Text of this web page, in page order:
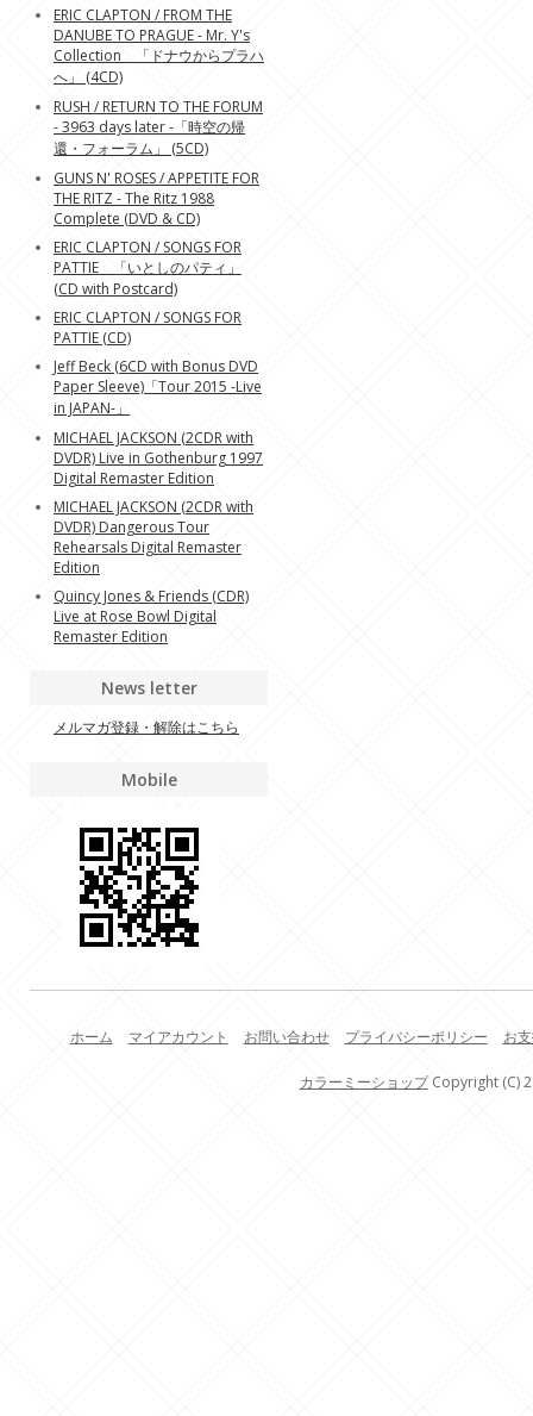
ERIC CLAPTON / FROM THE
DANUBE TO PRAGUE - Mr. Y's
Collection 「ドナウからプラハ
へ」 (4CD)
RUSH / RETURN TO THE FORUM
- 3963 days later -「時空の帰
還・フォーラム」 (5CD)
GUNS N' ROSES / APPETITE FOR
THE RITZ - The Ritz 1988
Complete (DVD & CD)
ERIC CLAPTON / SONGS FOR
PATTIE 「いとしのパティ」
(CD with Postcard)
ERIC CLAPTON / SONGS FOR
PATTIE (CD)
Jeff Beck (6CD with Bonus DVD
Paper Sleeve)「Tour 2015 -Live
in JAPAN-」
MICHAEL JACKSON (2CDR with
DVDR) Live in Gothenburg 1997
Digital Remaster Edition
MICHAEL JACKSON (2CDR with
DVDR) Dangerous Tour
Rehearsals Digital Remaster
Edition
Quincy Jones & Friends (CDR)
Live at Rose Bowl Digital
Remaster Edition
News letter
メルマガ登録・解除はこちら
Mobile
ホーム マイアカウント お問い合わせ プライバシーポリシー お
カラーミーショップCopyright (C)